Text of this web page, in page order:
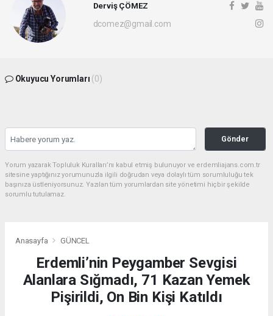
Derviş ÇÖMEZ
dcomez@gmail.com
Okuyucu Yorumları (0)
Gönder
Yorum yazarak Topluluk Kuralları’nı kabul etmiş bulunuyor ve erdemliajans.com.tr
sitesine yaptığınız yorumunuzla ilgili doğrudan veya dolaylı tüm sorumluluğu tek
başınıza üstleniyorsunuz. Yazılan tüm yorumlardan site yönetimi hiçbir şekilde
sorumlu tutulamaz.
Anasayfa GÜNCEL
Erdemli’nin Peygamber Sevgisi
Alanlara Sığmadı, 71 Kazan Yemek
Pişirildi, On Bin Kişi Katıldı